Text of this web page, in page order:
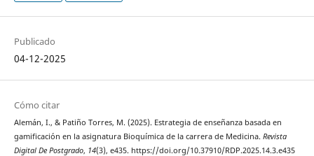
Publicado
04-12-2025
Cómo citar
Alemán, I., & Patiño Torres, M. (2025). Estrategia de enseñanza basada en
gamificación en la asignatura Bioquímica de la carrera de Medicina. Revista
Digital De Postgrado, 14(3), e435. https://doi.org/10.37910/RDP.2025.14.3.e435